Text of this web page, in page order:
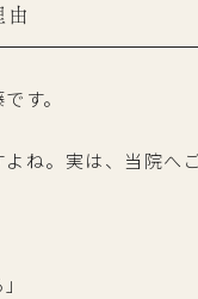
由
す。
ね。実は、当院へ